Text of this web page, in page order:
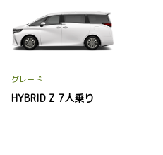
グレード
HYBRID Z 7人乗り